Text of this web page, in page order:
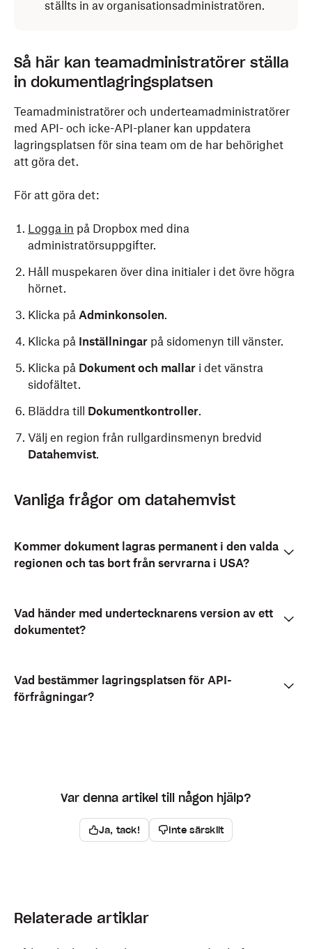
ställts in av organisationsadministratören.
Så här kan teamadministratörer ställa
in dokumentlagringsplatsen
Teamadministratörer och underteamadministratörer
med API- och icke-API-planer kan uppdatera
lagringsplatsen för sina team om de har behörighet
att göra det.
För att göra det:
Logga in på Dropbox med dina
administratörsuppgifter.
Håll muspekaren över dina initialer i det övre högra
hörnet.
Klicka på Adminkonsolen.
Klicka på Inställningar på sidomenyn till vänster.
Klicka på Dokument och mallar i det vänstra
sidofältet.
Bläddra till Dokumentkontroller.
Välj en region från rullgardinsmenyn bredvid
Datahemvist.
Vanliga frågor om datahemvist
Kommer dokument lagras permanent i den valda
regionen och tas bort från servrarna i USA?
Vad händer med undertecknarens version av ett
dokumentet?
Vad bestämmer lagringsplatsen för API-
förfrågningar?
Var denna artikel till någon hjälp?
Ja, tack! Inte särskilt
Relaterade artiklar